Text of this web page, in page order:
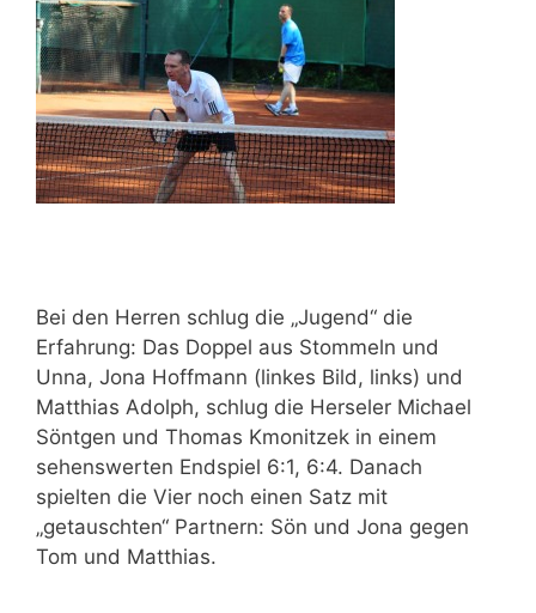
Bei den Herren schlug die „Jugend“ die
Erfahrung: Das Doppel aus Stommeln und
Unna, Jona Hoffmann (linkes Bild, links) und
Matthias Adolph, schlug die Herseler Michael
Söntgen und Thomas Kmonitzek in einem
sehenswerten Endspiel 6:1, 6:4. Danach
spielten die Vier noch einen Satz mit
„getauschten“ Partnern: Sön und Jona gegen
Tom und Matthias.